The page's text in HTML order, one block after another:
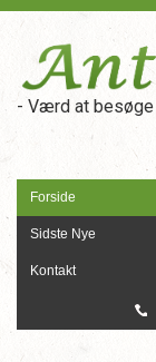
- Værd at besøge
Forside
Sidste Nye
Kontakt